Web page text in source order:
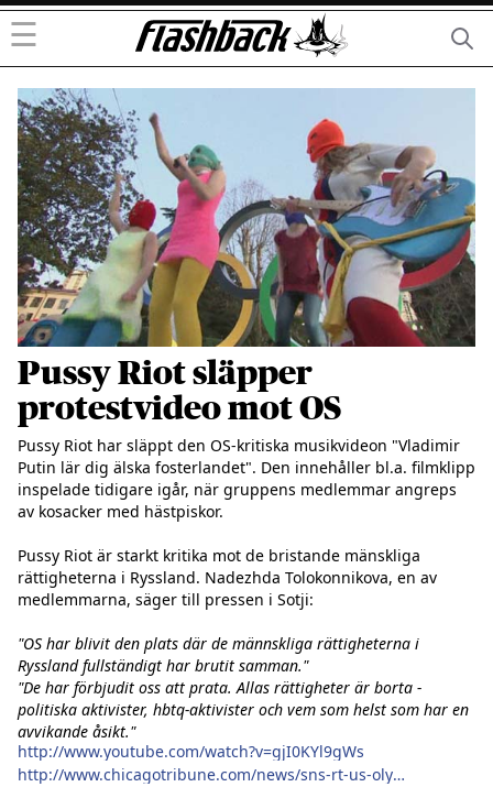
☰
Pussy Riot släpper
protestvideo mot OS
Pussy Riot har släppt den OS-kritiska musikvideon "Vladimir
Putin lär dig älska fosterlandet". Den innehåller bl.a. filmklipp
inspelade tidigare igår, när gruppens medlemmar angreps
av kosacker med hästpiskor.
Pussy Riot är starkt kritika mot de bristande mänskliga
rättigheterna i Ryssland. Nadezhda Tolokonnikova, en av
medlemmarna, säger till pressen i Sotji:
"OS har blivit den plats där de männskliga rättigheterna i
Ryssland fullständigt har brutit samman."
"De har förbjudit oss att prata. Allas rättigheter är borta -
politiska aktivister, hbtq-aktivister och vem som helst som har en
avvikande åsikt."
http://www.youtube.com/watch?v=gjI0KYl9gWs
http://www.chicagotribune.com/news/sns-rt-us-olympics-pussyriot-20140218,0,1991575.story